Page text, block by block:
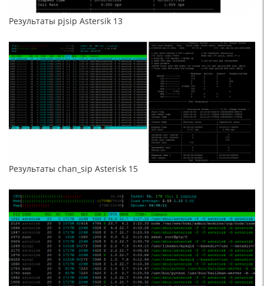
Результаты pjsip Astersik 13
Результаты chan_sip Asterisk 15